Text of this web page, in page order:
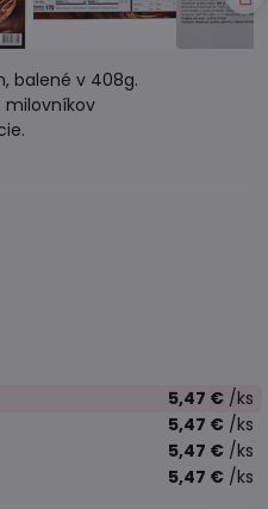
balené v 408g.
milovníkov
5,47 € /ks
5,47 € /ks
5,47 € /ks
5,47 € /ks